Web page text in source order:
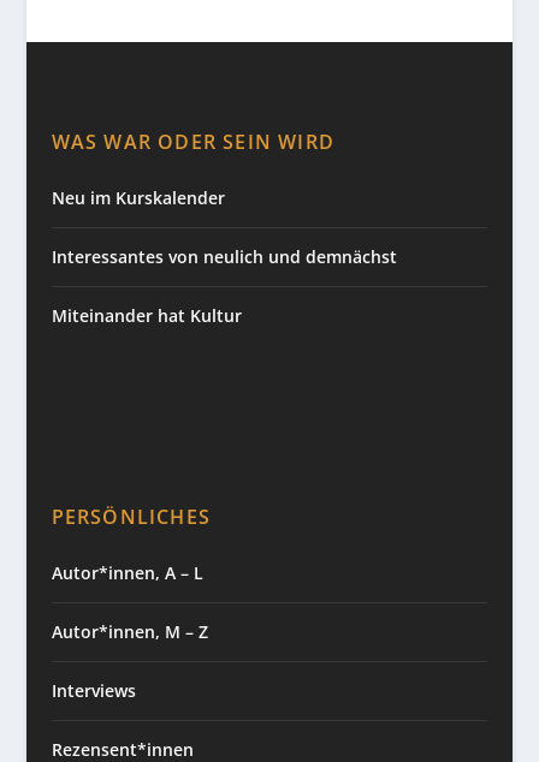
WAS WAR ODER SEIN WIRD
Neu im Kurskalender
Interessantes von neulich und demnächst
Miteinander hat Kultur
PERSÖNLICHES
Autor*innen, A – L
Autor*innen, M – Z
Interviews
Rezensent*innen